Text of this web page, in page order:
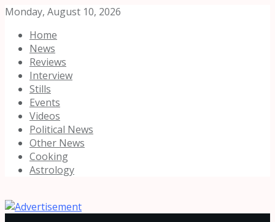
Monday, August 10, 2026
Home
News
Reviews
Interview
Stills
Events
Videos
Political News
Other News
Cooking
Astrology